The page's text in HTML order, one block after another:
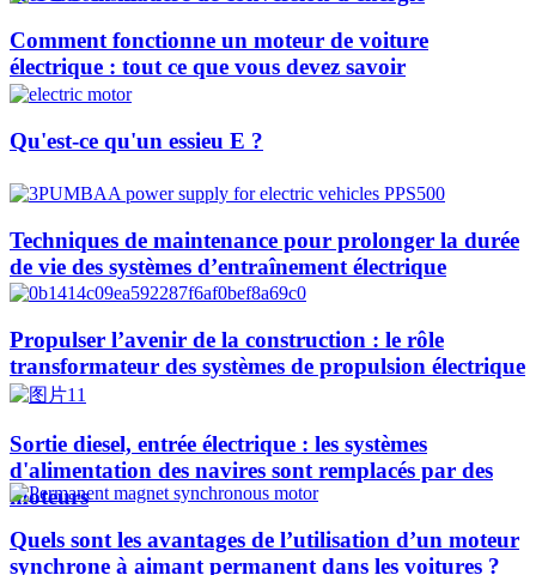
Comment fonctionne un moteur de voiture
électrique : tout ce que vous devez savoir
Qu'est-ce qu'un essieu E ?
Techniques de maintenance pour prolonger la durée
de vie des systèmes d’entraînement électrique
Propulser l’avenir de la construction : le rôle
transformateur des systèmes de propulsion électrique
Sortie diesel, entrée électrique : les systèmes
d'alimentation des navires sont remplacés par des
moteurs
Quels sont les avantages de l’utilisation d’un moteur
synchrone à aimant permanent dans les voitures ?